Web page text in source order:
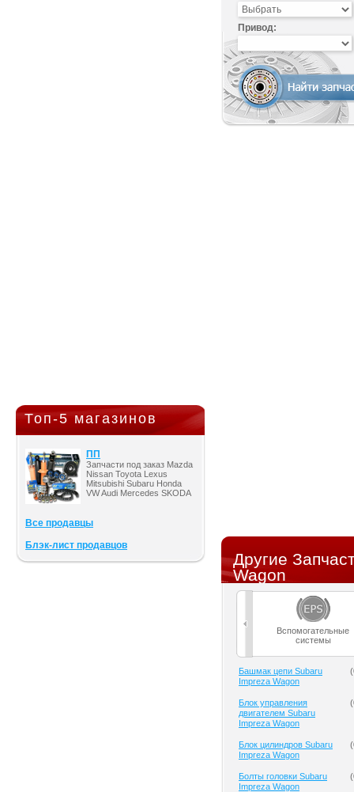
Топ-5 магазинов
ПП
Запчасти под заказ Mazda
Nissan Toyota Lexus
Mitsubishi Subaru Honda
VW Audi Mercedes SKODA
Все продавцы
Блэк-лист продавцов
Привод:
Другие
Wagon
Вспомогательные
системы
Башмак цепи Subaru
Impreza Wagon
(
Блок управления
двигателем Subaru
Impreza Wagon
(
Блок цилиндров Subaru
Impreza Wagon
(
Болты головки Subaru
Impreza Wagon
(